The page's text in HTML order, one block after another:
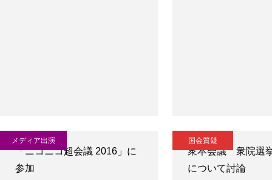
メディア出演
「ニコニコ超会議 2016」に
参加
国会質疑
衆本会議 衆院選
について討論